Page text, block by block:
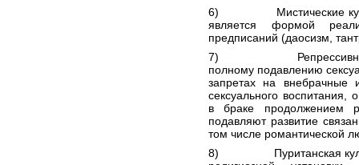
6) Мистические
является формой
предписаний (даосизм
7) Репрессивные
полному подавлению
запретах на внебрачные
сексуального воспитания ,
вбраке
продолжением
подавляют развитие
том числе романтической
8) Пуританская